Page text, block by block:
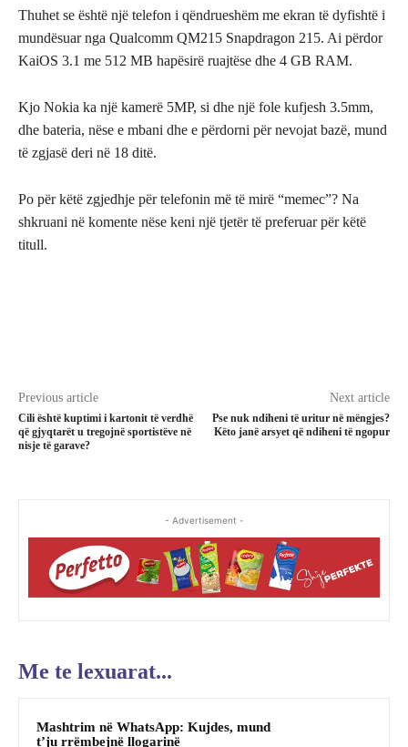
Thuhet se është një telefon i qëndrueshëm me ekran të dyfishtë i
mundësuar nga Qualcomm QM215 Snapdragon 215. Ai përdor
KaiOS 3.1 me 512 MB hapësirë ruajtëse dhe 4 GB RAM.
Kjo Nokia ka një kamerë 5MP, si dhe një fole kufjesh 3.5mm,
dhe bateria, nëse e mbani dhe e përdorni për nevojat bazë, mund
të zgjasë deri në 18 ditë.
Po për këtë zgjedhje për telefonin më të mirë “memec”? Na
shkruani në komente nëse keni një tjetër të preferuar për këtë
titull.
Previous article
Cili është kuptimi i kartonit të verdhë
që gjyqtarët u tregojnë sportistëve në
nisje të garave?
Next article
Pse nuk ndiheni të uritur në mëngjes?
Këto janë arsyet që ndiheni të ngopur
- Advertisement -
Me te lexuarat...
Mashtrim në WhatsApp: Kujdes, mund
t’ju rrëmbejnë llogarinë